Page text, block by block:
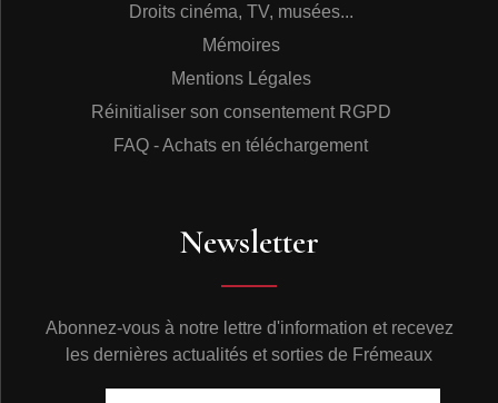
Droits cinéma, TV, musées...
Mémoires
Mentions Légales
Réinitialiser son consentement RGPD
FAQ - Achats en téléchargement
Newsletter
Abonnez-vous à notre lettre d'information et recevez
les dernières actualités et sorties de Frémeaux